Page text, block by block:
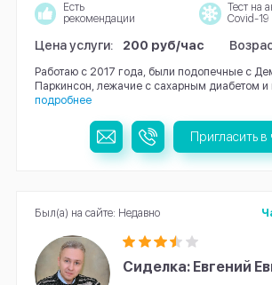
Есть
рекомендации
Тест на
Covid-19
Цена услуги: 200 руб/час
Работаю с 2017 года, были подопечные с
Паркинсон, лежачие с сахарным диабетом и
подробнее
Пригласить в
Сиделка: Евгений
Был(а) на сайте: Недавно